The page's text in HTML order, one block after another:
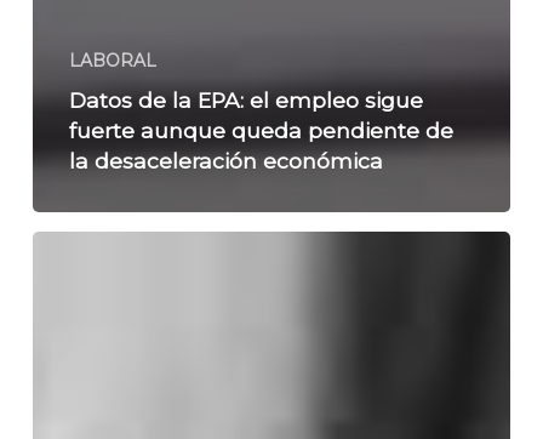
LABORAL
Datos de la EPA: el empleo sigue
fuerte aunque queda pendiente de
la desaceleración económica